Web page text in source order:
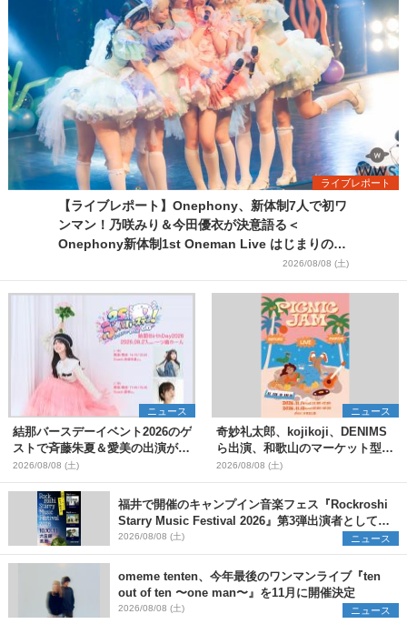
ライブレポート
【ライブレポート】Onephony、新体制7人で初ワ
ンマン！乃咲みり＆今田優衣が決意語る＜
Onephony新体制1st Oneman Live はじまりの夏
2026/08/08 (土)
ニュース
結那バースデーイベント2026のゲ
ストで斉藤朱夏＆愛美の出演が決
定
2026/08/08 (土)
ニュース
奇妙礼太郎、kojikoji、DENIMS
ら出演、和歌山のマーケット型野
外イベント『PICNIC JAM
2026』早割チケット発売開始
2026/08/08 (土)
福井で開催のキャンプイン音楽フェス『Rockroshi
Starry Music Festival 2026』第3弾出演者として
SCOOBIE DO、かりゆし58、Reiを発表
2026/08/08 (土) ニュース
omeme tenten、今年最後のワンマンライブ『ten
out of ten 〜one man〜』を11月に開催決定
2026/08/08 (土) ニュース